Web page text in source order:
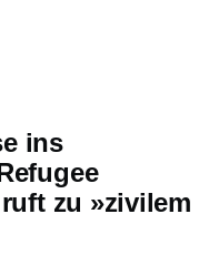
ins
zu »zivilem